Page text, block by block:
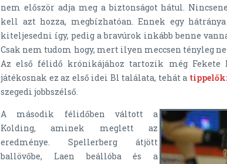
nem először adja meg a biztonságot hátul.
kell azt hozza, megbízhatóan. Ennek egy
kiteljesedni így, pedig a bravúrok inkább benne
Csak nem tudom hogy, mert ilyen meccsen tényleg
Az első félidő krónikájához tartozik még Fekete
játékosnak ez az első idei Bl találata, tehát a
szegedi jobbszélső.
A második félidőben váltott a
Kolding, aminek meglett az
eredménye. Spellerberg átjött
ballövőbe, Laen beállóba és a